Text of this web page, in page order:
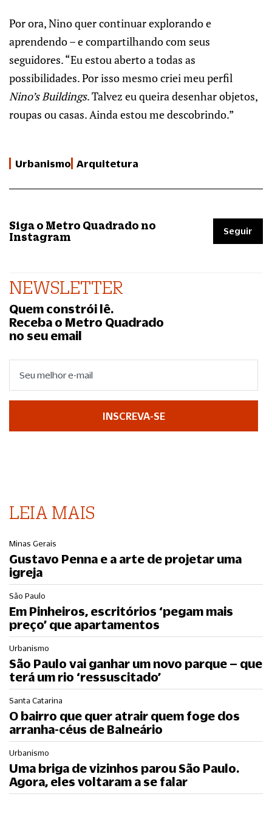
Por ora, Nino quer continuar explorando e
aprendendo – e compartilhando com seus
seguidores. “Eu estou aberto a todas as
possibilidades. Por isso mesmo criei meu perfil
Nino’s Buildings. Talvez eu queira desenhar objetos,
roupas ou casas. Ainda estou me descobrindo.”
Urbanismo Arquitetura
Siga o Metro Quadrado no
Instagram
Seguir
NEWSLETTER
Quem constrói lê.
Receba o Metro Quadrado
no seu email
INSCREVA-SE
LEIA MAIS
Minas Gerais
Gustavo Penna e a arte de projetar uma
igreja
São Paulo
Em Pinheiros, escritórios ‘pegam mais
preço’ que apartamentos
Urbanismo
São Paulo vai ganhar um novo parque – que
terá um rio ‘ressuscitado’
Santa Catarina
O bairro que quer atrair quem foge dos
arranha-céus de Balneário
Urbanismo
Uma briga de vizinhos parou São Paulo.
Agora, eles voltaram a se falar